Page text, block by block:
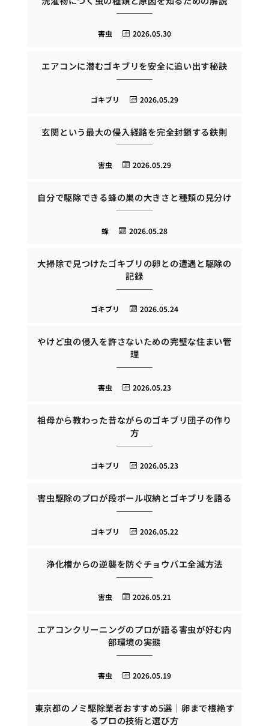
2026.05.30
害虫
エアコンに潜むゴキブリを安全に追い出す秘訣
2026.05.29
ゴキブリ
玄関という最大の侵入経路を完全封鎖する鉄則
2026.05.29
害虫
自分で駆除できる蜂の巣の大きさと種類の見分け
2026.05.28
蜂
大掃除で見つけたゴキブリの卵との遭遇と駆除の
記録
2026.05.24
ゴキブリ
やけど虫の侵入を許さないための完璧な住まい管
理
2026.05.23
害虫
祖母から教わった昔ながらのゴキブリ団子の作り
方
2026.05.23
ゴキブリ
害虫駆除のプロが段ボール収納とゴキブリを語る
2026.05.22
ゴキブリ
浄化槽からの逆襲を防ぐチョウバエ全滅方法
2026.05.21
害虫
エアコンクリーニングのプロが語る害虫が好む内
部環境の実態
2026.05.19
害虫
東京都のノミ駆除業者おすすめ5選｜卵まで根絶す
るプロの技術と選び方